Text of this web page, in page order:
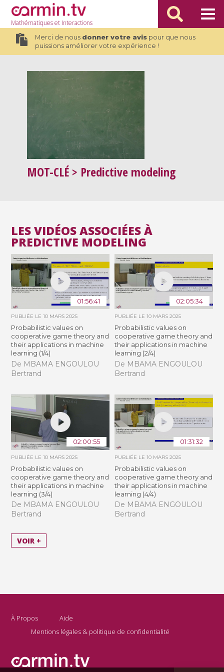
Mathématiqueset Interactions
Merci de nous donner votre avispour que nous
puissions améliorer votre expérience !
MOT-CLÉ > Predictive modeling
LES VIDÉOS ASSOCIÉES À
PREDICTIVE MODELING
01:56:41
PUBLIÉE LE10 MARS 2025
Probabilistic values on
cooperative game theory and
their applications in machine
learning (1/4)
De MBAMA ENGOULOU
Bertrand
02:05:34
PUBLIÉE LE 10 MARS 2025
Probabilistic values on
cooperative game theory and
their applications in machine
learning (2/4)
De MBAMA ENGOULOU
Bertrand
02:00:55
PUBLIÉE LE10 MARS 2025
Probabilistic values on
cooperative game theory and
their applications in machine
learning (3/4)
De MBAMA ENGOULOU
Bertrand
01:31:32
PUBLIÉE LE 10 MARS 2025
Probabilistic values on
cooperative game theory and
their applications in machine
learning (4/4)
De MBAMA ENGOULOU
Bertrand
VOIR +
À Propos
Aide
Mentions légales & politique de confidentialité